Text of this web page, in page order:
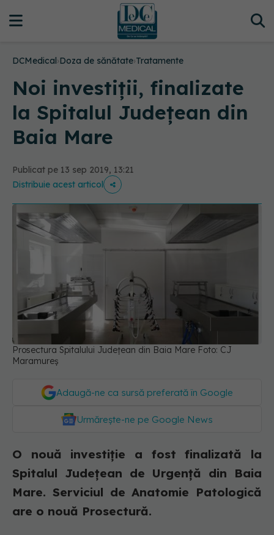
DCMedical›Doza de sănătate›Tratamente
Noi investiții, finalizate
la Spitalul Județean din
Baia Mare
Publicat pe 13 sep 2019, 13:21
Distribuie acest articol
Prosectura Spitalului Județean din Baia Mare Foto: CJ
Maramureș
Adaugă-ne ca sursă preferată în Google
Urmărește-ne pe Google News
O nouă investiție a fost finalizată la
Spitalul Județean de Urgență din Baia
Mare. Serviciul de Anatomie Patologică
are o nouă Prosectură.